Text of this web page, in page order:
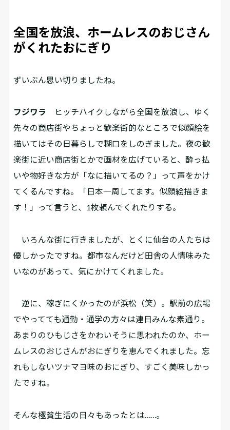
全国を放浪、ホームレスのおじさん
がくれたおにぎり
――ずいぶん思い切りましたね。
フジワラ
ヒッチハイクしながら全国を放浪し、ゆく
先々の商店街やちょっと歓楽街的なところで似顔絵を
描いてはその日暮らしで糊口をしのぎました。夜の歓
楽街に近い商店街とかで画材を広げていると、酔っ払
いや物好きな方が「なに描いてるの？」って声をかけ
てくるんですね。「日本一周してます。似顔絵描きま
す！」って言うと、1枚頼んでくれたりする。
いろんな街に行きましたが、とくに仙台の人たちは
優しかったですね。都市なんだけど田舎の人情味みた
いなのがあって、気にかけてくれました。
逆に、稼ぎにくかったのが浜松（笑）。駅前の広場
でやってても通勤・通学の方々は連日みんな素通り。
あまりのひもじさをかわいそうに思われたのか、ホー
ムレスのおじさんがおにぎりを恵んでくれました。忘
れもしないツナマヨ味のおにぎり、すごく美味しかっ
たですね。
――そんな極貧生活の日々もあったとは……。